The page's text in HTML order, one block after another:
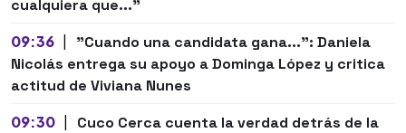
cualquiera que..."
09:36 |
"Cuando una candidata gana...": Daniela
Nicolás entrega su apoyo a Dominga López y critica
actitud de Viviana Nunes
09:30 |
Cuco Cerca cuenta la verdad detrás de la